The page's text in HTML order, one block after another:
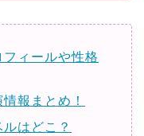
ィールや性格
報まとめ！
はどこ？